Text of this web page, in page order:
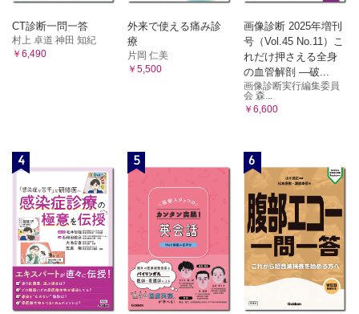
CT診断一問一答
村上 卓道 神田 知紀
￥6,490
外来で使える痛み診
療
片岡 仁美
￥5,500
画像診断 2025年増刊
号（Vol.45 No.11）こ
れだけ押さえる全身
の血管解剖 ―破...
画像診断実行編集委員
会 森...
￥6,600
4 5 6